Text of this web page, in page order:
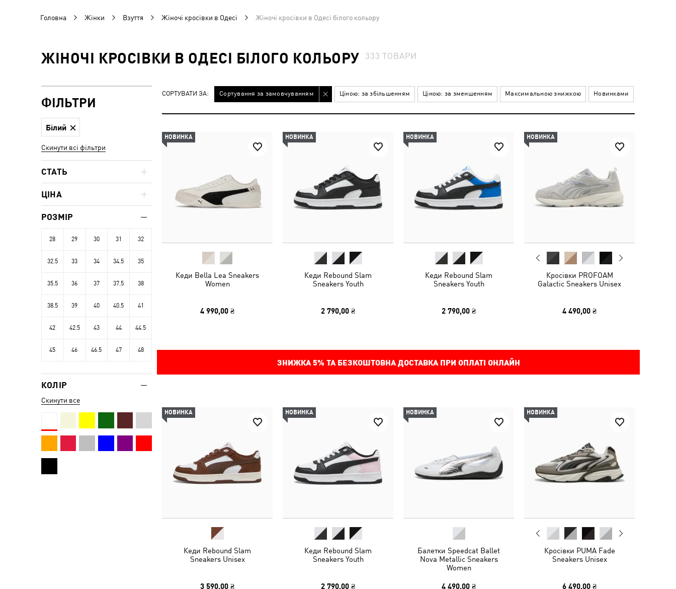
Головна Жінки Взуття Жіночі кросівки в Одесі Жіночі кросівки в Одесі білого кольору
ЖІНОЧІ КРОСІВКИ В ОДЕСІ БІЛОГО КОЛЬОРУ 333ТОВАРИ
СОРТУВАТИ ЗА: Сортування за замовчуванням Ціною: за збільшенням Ціною: за зменшенням Максимальною знижкою Новинками
НОВИНКА
Кеди Bella Lea Sneakers
Women
4 990,00 ₴
НОВИНКА
Кеди Rebound Slam
Sneakers Youth
2 790,00 ₴
НОВИНКА
Кеди Rebound Slam
Sneakers Youth
2 790,00 ₴
НОВИНКА
Кросівки PROFOAM
Galactic Sneakers Unisex
4 490,00 ₴
ЗНИЖКА 5% ТА БЕЗКОШТОВНА ДОСТАВКА ПРИ ОПЛАТІ ОНЛАЙН
НОВИНКА
Кеди Rebound Slam
Sneakers Unisex
3 590,00 ₴
НОВИНКА
Кеди Rebound Slam
Sneakers Youth
2 790,00 ₴
НОВИНКА
Балетки Speedcat Ballet
Nova Metallic Sneakers
Women
4 490,00 ₴
НОВИНКА
Кросівки PUMA Fade
Sneakers Unisex
6 490,00 ₴
ФІЛЬТРИ
Білий
Скинути всі фільтри
СТАТЬ
ЦІНА
РОЗМІР
28 29 30 31 32
32.5 33 34 34.5 35
35.5 36 37 37.5 38
38.5 39 40 40.5 41
42 42.5 43 44 44.5
45 46 46.5 47 48
КОЛІР
Скинути все